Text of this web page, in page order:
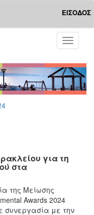
ΕΙΣΟΔΟΣ
Toggle
για τη
στα
της Μείωσης
Awards 2024
συνεργασία με την